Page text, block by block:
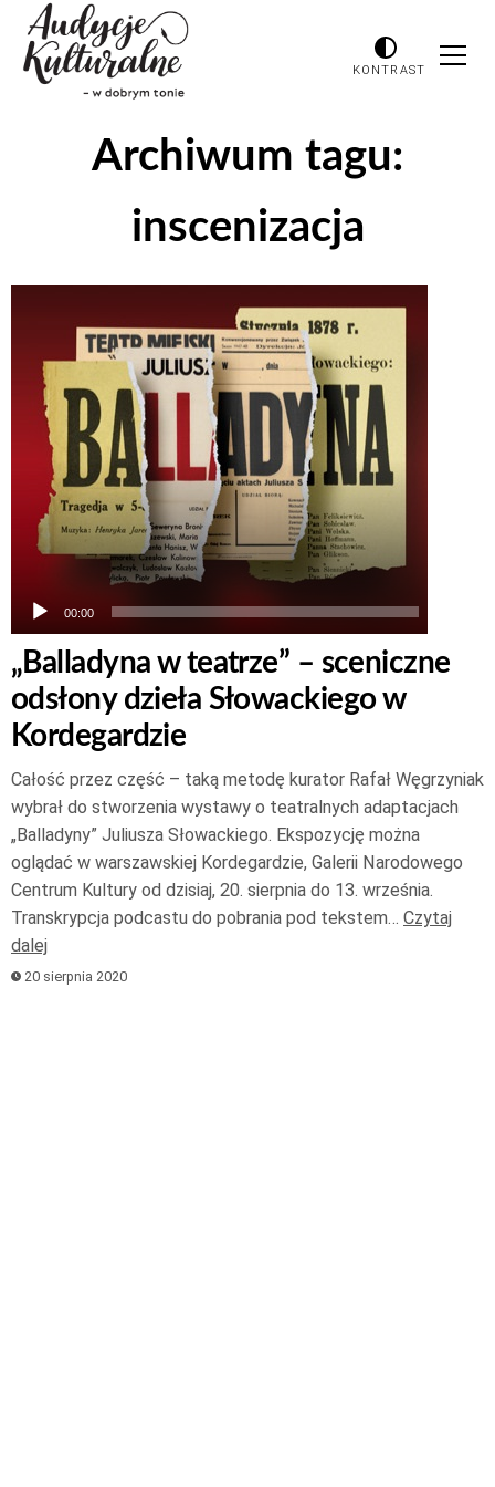
KONTRAST
Archiwum tagu:
inscenizacja
dźwiękowych
00:00
„Balladyna w teatrze” – sceniczne
odsłony dzieła Słowackiego w
Kordegardzie
Całość przez część – taką metodę kurator Rafał Węgrzyniak
wybrał do stworzenia wystawy o teatralnych adaptacjach
„Balladyny” Juliusza Słowackiego. Ekspozycję można
oglądać w warszawskiej Kordegardzie, Galerii Narodowego
Centrum Kultury od dzisiaj, 20. sierpnia do 13. września.
Transkrypcja podcastu do pobrania pod tekstem… Czytaj
dalej
20 sierpnia 2020